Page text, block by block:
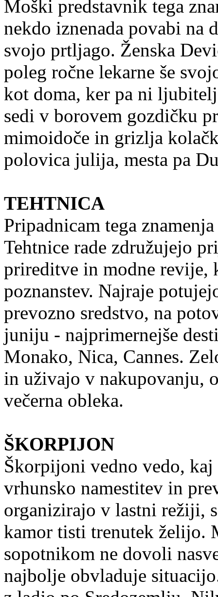
Moški predstavnik tega
nekdo iznenada povabi na
svojo prtljago. Ženska
poleg ročne lekarne še
kot doma, ker pa ni
sedi v borovem gozdičku
mimoidoče in grizlja
polovica julija, mesta pa
TEHTNICA
Pripadnicam tega
Tehtnice rade združujejo
prireditve in modne revije,
poznanstev. Najraje
prevozno sredstvo, na
juniju - najprimernejše
Monako, Nica, Cannes.
in uživajo v nakupovanju,
večerna obleka.
ŠKORPIJON
Škorpijoni vedno vedo,
vrhunsko namestitev in
organizirajo v lastni režiji,
kamor tisti trenutek želijo.
sopotnikom ne dovoli
najbolje obvladuje